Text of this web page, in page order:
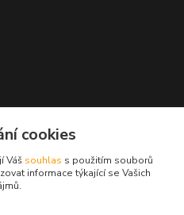
cookies
Váš souhlas s použitím souborů
informace týkající se Vašich